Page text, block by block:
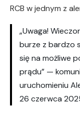
RCB w jednym z
„Uwaga!
burze z bardzo
się na możliwe
prądu” —
uruchomieniu
26 czerwca